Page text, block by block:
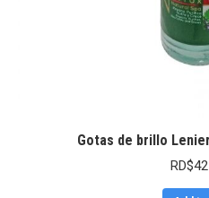
Gotas de brillo
RD$